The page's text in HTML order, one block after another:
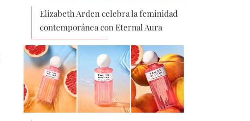
Elizabeth Arden celebra la feminidad
contemporánea con Eternal Aura